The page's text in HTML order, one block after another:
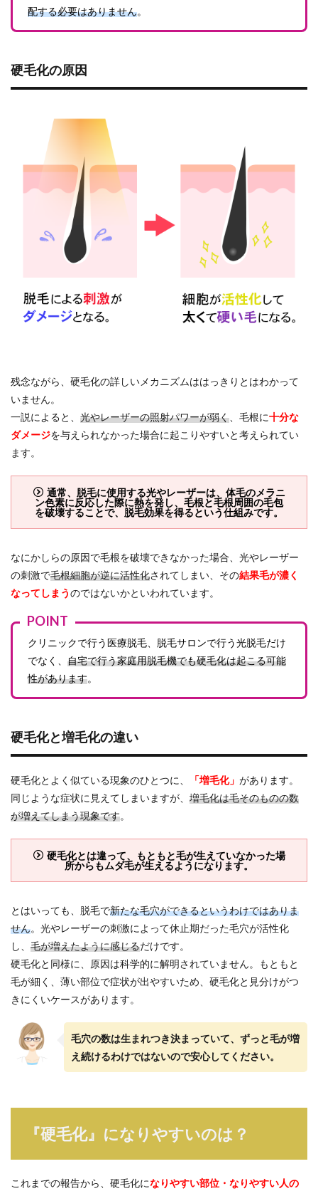
なり
やす
い人
毛
の予
予防
方法
方法
4
クリ
ニッ
びの
4.1
硬毛
があ
るク
リニ
ック
ぶ
4.2
追加
照射
の有
無や
ェッ
無料
カウ
ンセ
リン
グで
クリ
ニッ
認
5
正し
い脱
毛方
法を
選ん
毛化
リス
クを
軽
配する必要はありません。
硬毛化の原因
残念ながら、硬毛化の詳しいメカニズムははっきりとはわかって
いません。
一説によると、 光やレーザーの照射パワーが弱く 、毛根に十分な
ダメージを与えられなかった場合に起こりやすいと考えられてい
ます。
通常、脱毛に使用する光やレーザーは、体毛のメラニ
ン色素に反応した際に熱を発し、毛根と毛根周囲の毛包
を破壊することで、脱毛効果を得るという仕組みです。
なにかしらの原因で毛根を破壊できなかった場合、光やレーザー
の刺激で毛根細胞が逆に活性化されてしまい、その結果毛が濃く
なってしまうのではないかといわれています。
POINT
クリニックで行う医療脱毛、脱毛サロンで行う光脱毛だけ
でなく、 自宅で行う家庭用脱毛機でも硬毛化は起こる可能
性があります。
硬毛化と増毛化の違い
硬毛化とよく似ている現象のひとつに、 「増毛化」 があります。
同じような症状に見えてしまいますが、 増毛化は毛そのものの数
が増えてしまう現象です。
硬毛化とは違って、もともと毛が生えていなかった場
所からもムダ毛が生えるようになります。
とはいっても、脱毛で新たな毛穴ができるというわけではありま
せん。光やレーザーの刺激によって休止期だった毛穴が活性化
し、 毛が増えたように感じるだけです。
硬毛化と同様に、原因は科学的に解明されていません。もともと
毛が細く、薄い部位で症状が出やすいため、硬毛化と見分けがつ
きにくいケースがあります。
毛穴の数は生まれつき決まっていて、ずっと毛が増
え続けるわけではないので安心してください。
『硬毛化』になりやすいのは？
これまでの報告から、硬毛化になりやすい部位・なりやすい人の